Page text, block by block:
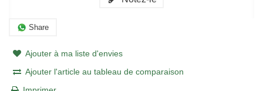
Share
Ajouter à ma liste d'envies
Ajouter l'article au tableau de comparaison